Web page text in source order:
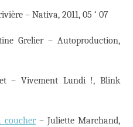
– Nativa, 2011, 05 ‘ 07
Grelier – Autoproduction,
– Vivement Lundi !, Blink
coucher– Juliette Marchand,